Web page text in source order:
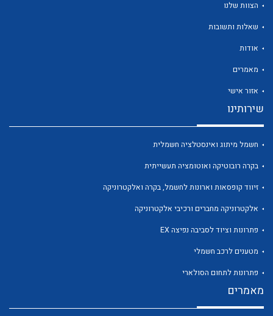
לכל מוצרי היצרן
הצוות שלנו
שאלות ותשובות
אודות
מאמרים
אזור אישי
שירותינו
חשמל מיתוג ואינסטלציה חשמלית
בקרה רובוטיקה ואוטומציה תעשייתית
זיווד קופסאות וארונות לחשמל, בקרה ואלקטרוניקה
אלקטרוניקה מחברים ורכיבי אלקטרוניקה
פתרונות וציוד לסביבה נפיצה EX
מטענים לרכב חשמלי
פתרונות לתחום הסולארי
מאמרים